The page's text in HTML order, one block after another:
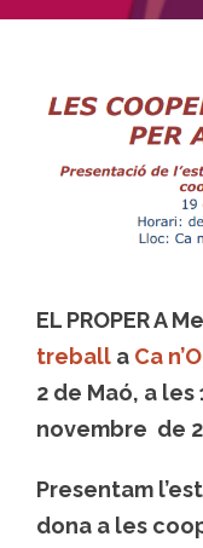
EL PROPER A
treball a Ca
2 de Maó, a les
novembre de
Presentam
dona a les